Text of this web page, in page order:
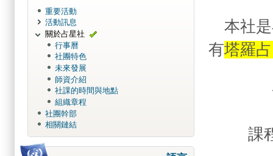
本社
有塔羅
課
重要活動
活動訊息
關於占星社
行事曆
社團特色
未來發展
師資介紹
社課的時間與地點
組織章程
社團幹部
相關鏈結